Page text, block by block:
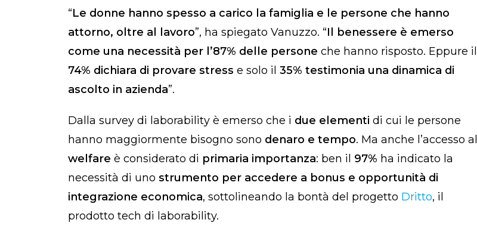
“Le donne hanno spesso a carico la famiglia e le persone che hanno
attorno, oltre al lavoro”, ha spiegato Vanuzzo. “Il benessere è emerso
come una necessità per l’87% delle persone che hanno risposto. Eppure il
74% dichiara di provare stress e solo il 35% testimonia una dinamica di
ascolto in azienda”.
Dalla survey di laborability è emerso che i due elementi di cui le persone
hanno maggiormente bisogno sono denaro e tempo. Ma anche l’accesso al
welfare è considerato di primaria importanza: ben il 97% ha indicato la
necessità di uno strumento per accedere a bonus e opportunità di
integrazione economica, sottolineando la bontà del progetto Dritto, il
prodotto tech di laborability.